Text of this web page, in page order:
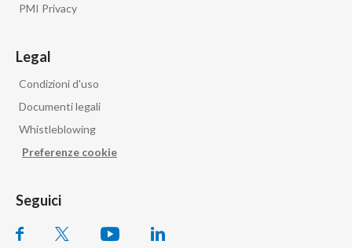
PMI Privacy
Legal
Condizioni d'uso
Documenti legali
Whistleblowing
Preferenze cookie
Seguici